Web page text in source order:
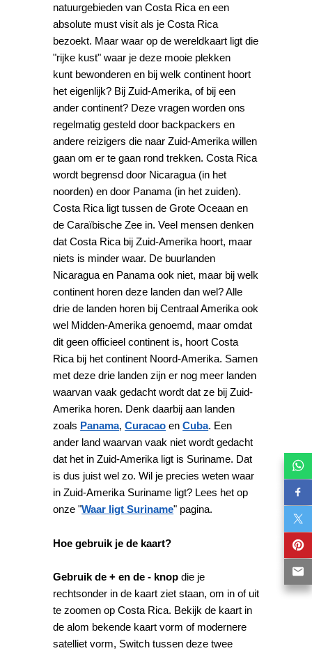
natuurgebieden van Costa Rica en een
absolute must visit als je Costa Rica
bezoekt. Maar waar op de wereldkaart ligt die
"rijke kust" waar je deze mooie plekken
kunt bewonderen en bij welk continent hoort
het eigenlijk? Bij Zuid-Amerika, of bij een
ander continent? Deze vragen worden ons
regelmatig gesteld door backpackers en
andere reizigers die naar Zuid-Amerika willen
gaan om er te gaan rond trekken. Costa Rica
wordt begrensd door Nicaragua (in het
noorden) en door Panama (in het zuiden).
Costa Rica ligt tussen deGrote Oceaan en
de Caraïbische Zee in. Veel mensen denken
dat Costa Rica bij Zuid-Amerika hoort, maar
niets is minder waar. De buurlanden
Nicaragua en Panama ook niet, maar bij welk
continent horen deze landen dan wel? Alle
drie de landen horen bij Centraal Amerika ook
wel Midden-Amerika genoemd, maar omdat
dit geen officieel continent is, hoort Costa
Rica bij het continent Noord-Amerika. Samen
met deze drie landen zijn er nog meer landen
waarvan vaak gedacht wordt dat ze bij Zuid-
Amerika horen. Denk daarbij aan landen
zoals Panama,Curacao enCuba. Een
ander land waarvan vaak niet wordt gedacht
dat het in Zuid-Amerika ligt is Suriname. Dat
is dus juist wel zo. Wil je precies weten waar
in Zuid-Amerika Suriname ligt? Lees het op
onze "Waar ligt Suriname" pagina.
Hoe gebruik je de kaart?
Gebruik de + en de - knop die je
rechtsonder in de kaart ziet staan, om in of uit
te zoomen op Costa Rica. Bekijk de kaart in
de alom bekende kaart vorm of modernere
satelliet vorm, Switch tussen deze twee